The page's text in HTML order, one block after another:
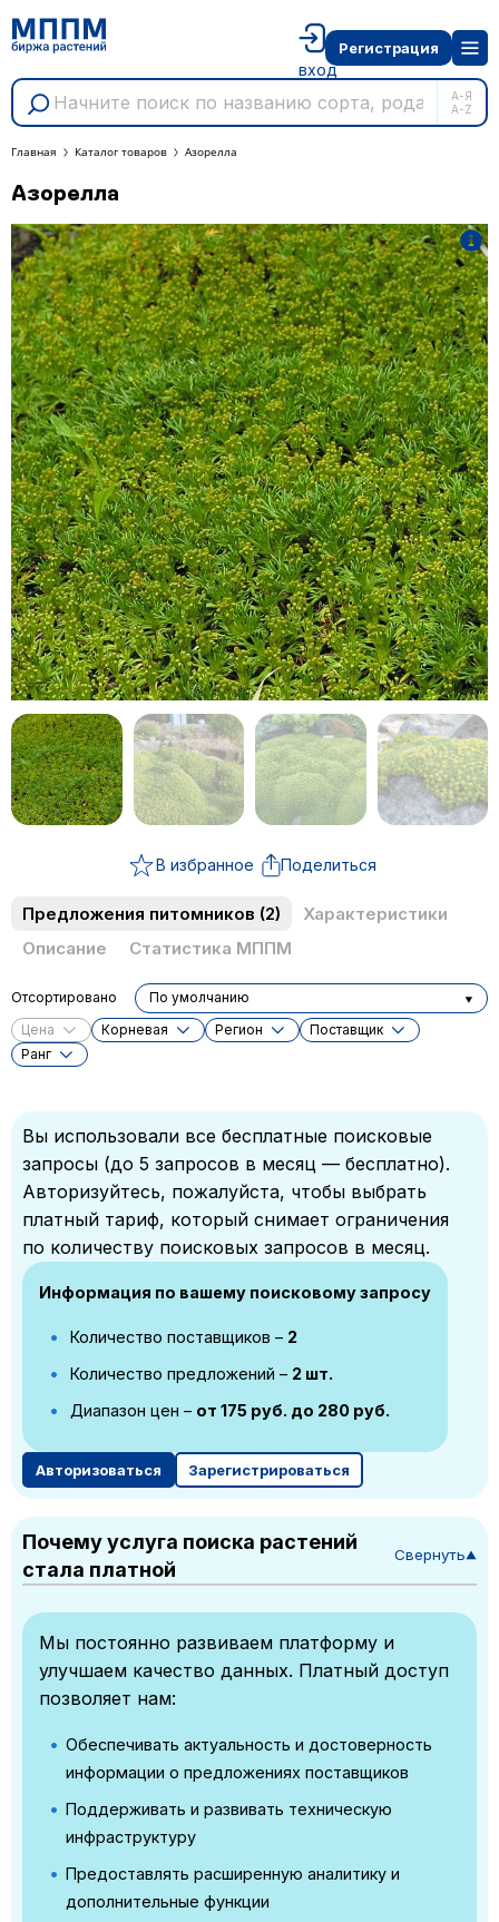
А-Я
A-Z
вход
Регистрация
Главная Каталог товаров Азорелла
Азорелла
В избранное Поделиться
Предложения питомников (2)
Характеристики
Описание
Статистика МППМ
Цена Корневая Регион
Поставщик
Ранг
Отсортировано По умолчанию
Вы использовали все бесплатные поисковые
запросы (до 5 запросов в месяц — бесплатно).
Авторизуйтесь, пожалуйста, чтобы выбрать
платный тариф, который снимает ограничения
по количеству поисковых запросов в месяц.
Информация по вашему поисковому запросу
Количество поставщиков – 2
Количество предложений – 2 шт.
Диапазон цен – от 175 руб. до 280 руб.
Авторизоваться Зарегистрироваться
Почему услуга поиска растений
стала платной
Свернуть▼
Мы постоянно развиваем платформу и
улучшаем качество данных. Платный доступ
позволяет нам:
Обеспечивать актуальность и достоверность
информации о предложениях поставщиков
Поддерживать и развивать техническую
инфраструктуру
Предоставлять расширенную аналитику и
дополнительные функции